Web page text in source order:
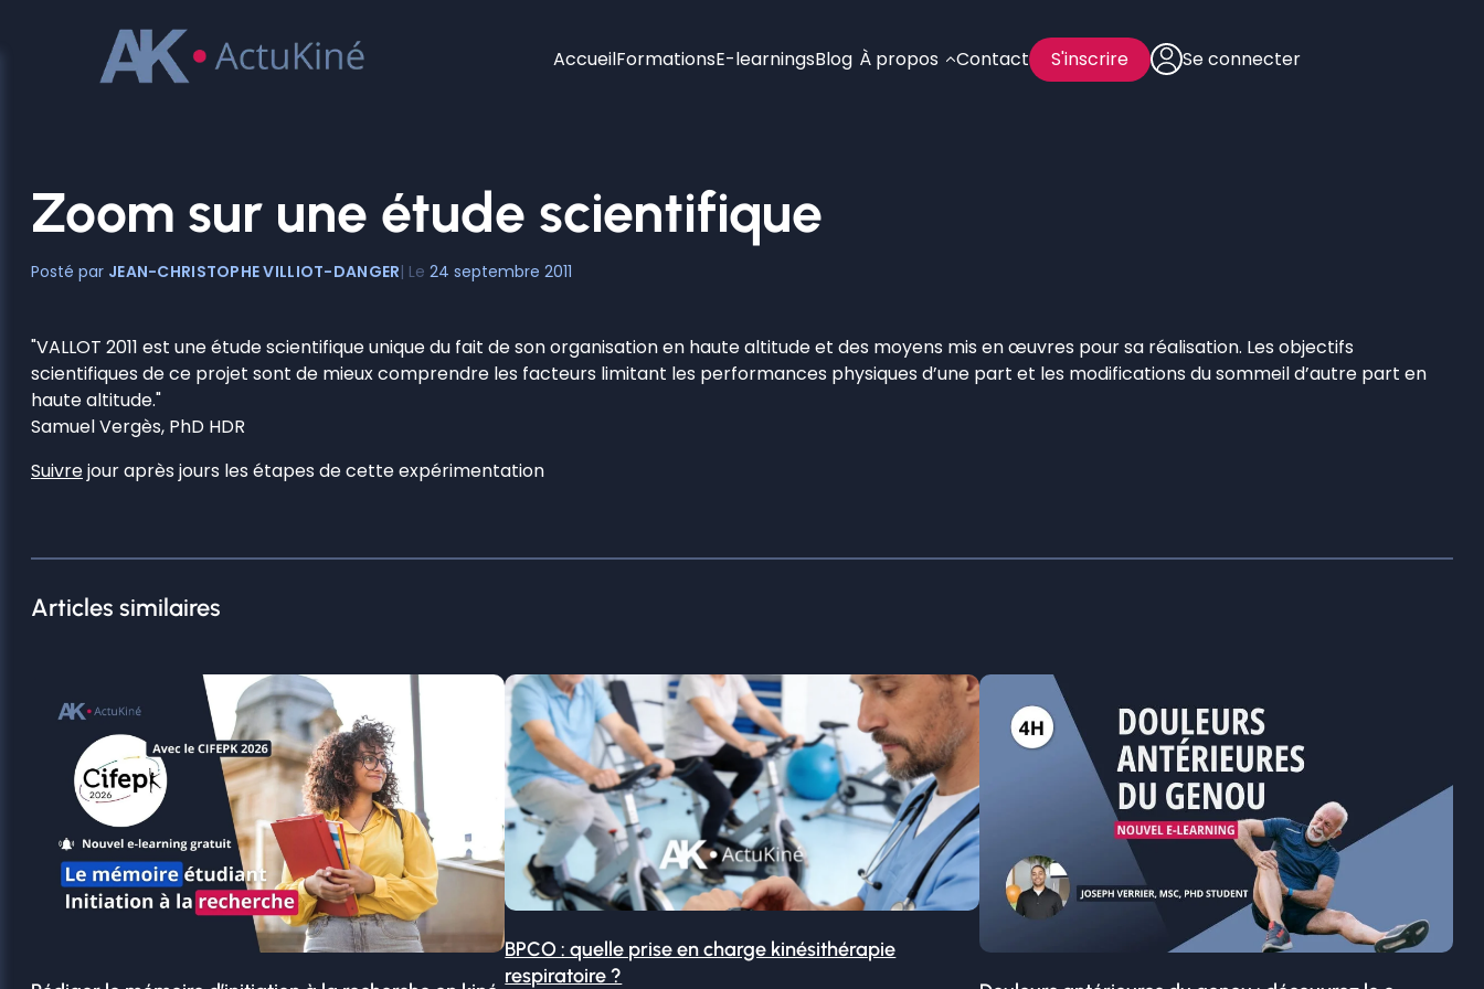
AccueilFormationsE-learningsBlog À propos Contact S'inscrire Se connecter
Zoom sur une étude scientifique
JEAN-CHRISTOPHE VILLIOT-DANGER 24 septembre 2011
"VALLOT 2011 est une étude scientifique unique du fait de son organisation en haute altitude et des moyens mis en œuvres pour sa réalisation. Les objectifs
scientifiques de ce projet sont de mieux comprendre les facteurs limitant les performances physiques d’une part et les modifications du sommeil d’autre part en
haute altitude."
Samuel Vergès, PhD HDR
Suivrejour après jours les étapes de cette expérimentation
Articles similaires
BPCO : quelle prise en charge kinésithérapie
respiratoire ?